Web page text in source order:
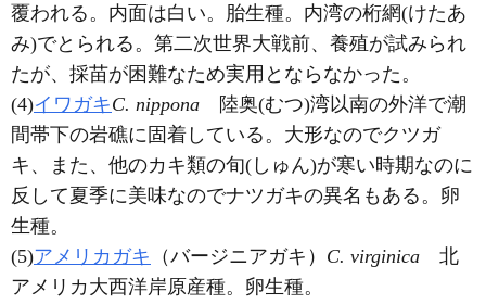
覆われる。内面は白い。胎生種。内湾の桁網(けたあ
み)でとられる。第二次世界大戦前、養殖が試みられ
たが、採苗が困難なため実用とならなかった。
(4)イワガキC. nippona 陸奥(むつ)湾以南の外洋で潮
間帯下の岩礁に固着している。大形なのでクツガ
キ、また、他のカキ類の旬(しゅん)が寒い時期なのに
反して夏季に美味なのでナツガキの異名もある。卵
生種。
(5)アメリカガキ （バージニアガキ） C. virginica 北
アメリカ大西洋岸原産種。卵生種。